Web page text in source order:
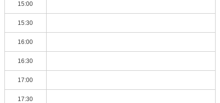
15:00
15:30
16:00
16:30
17:00
17:30